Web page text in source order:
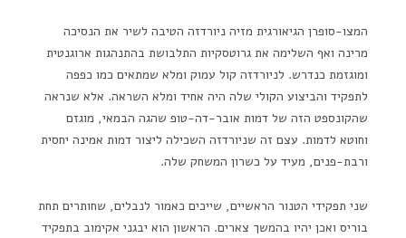
המצו-סופרן הגיאורגית מזיה ניורדזה הטיבה לשיר את הנסיכה
מרינה ואף השלימה את גרוטסקיות התלבושת בהתנהגות ארוגנטית
ומוגזמת כנדרש. לניורדזה קול עמוק ומלא שמתאים כמו כפפה
לתפקיד והביצוע הקולי שלה היה אחיד ומלא השראה. אלא שנראה
שהקונספט הזה של דמות אובר-דה-טופ שהגה הבמאי, מוגזם
וחוטא לדמות. עצם זה שניורדזה השכילה ליצור דמות אמינה יחסית
ורבת-פנים, מעיד על כשרון המשחק שלה.
שני תפקידי הטנור הראשיים, שייכים כאמור לנבלים, שחותרים תחת
בוריס ואכן יהיו בהמשך צארים. הראשון הוא יבגני אקימוב בתפקיד